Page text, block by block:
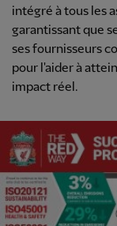
intégré à tous les
garantissant que
ses fournisseurs
pour l'aider à
impact réel.